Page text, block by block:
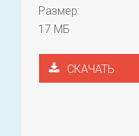
Размер:
17 МБ
СКАЧАТЬ